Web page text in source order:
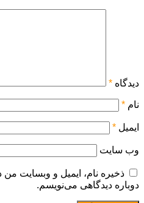
دیدگاه *
نام *
ایمیل *
وب‌ سایت
ذخیره نام، ایمیل و وبسایت
دوباره دیدگاهی می‌نویسم.